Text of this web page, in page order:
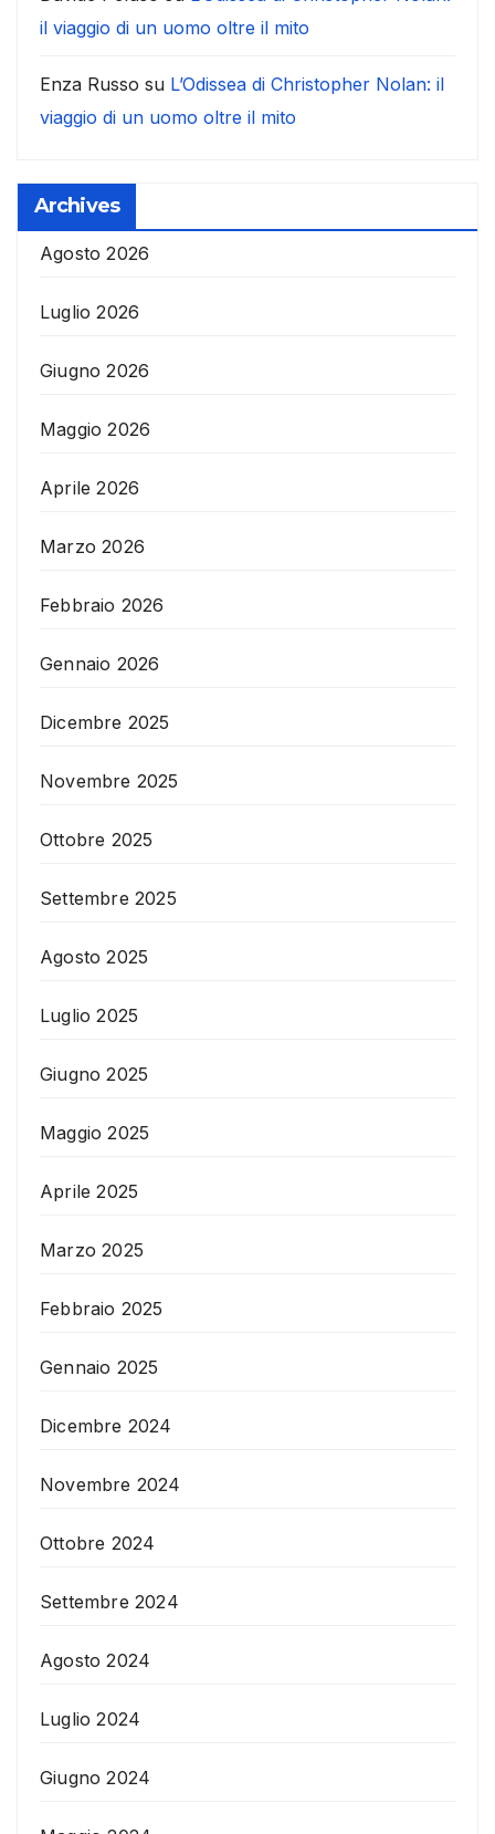
il viaggio di un uomo oltre il mito
Enza Russo su L’Odissea di Christopher Nolan: il
viaggio di un uomo oltre il mito
Archives
Agosto 2026
Luglio 2026
Giugno 2026
Maggio 2026
Aprile 2026
Marzo 2026
Febbraio 2026
Gennaio 2026
Dicembre 2025
Novembre 2025
Ottobre 2025
Settembre 2025
Agosto 2025
Luglio 2025
Giugno 2025
Maggio 2025
Aprile 2025
Marzo 2025
Febbraio 2025
Gennaio 2025
Dicembre 2024
Novembre 2024
Ottobre 2024
Settembre 2024
Agosto 2024
Luglio 2024
Giugno 2024